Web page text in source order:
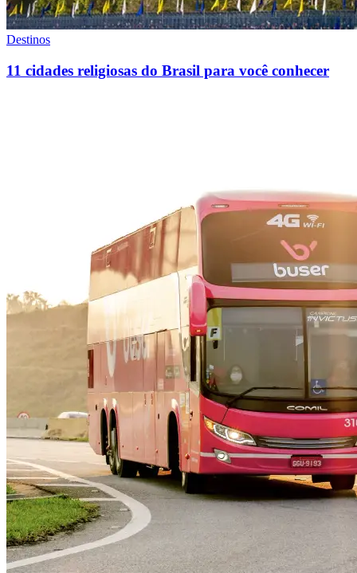
Destinos
11 cidades religiosas do Brasil para você conhecer